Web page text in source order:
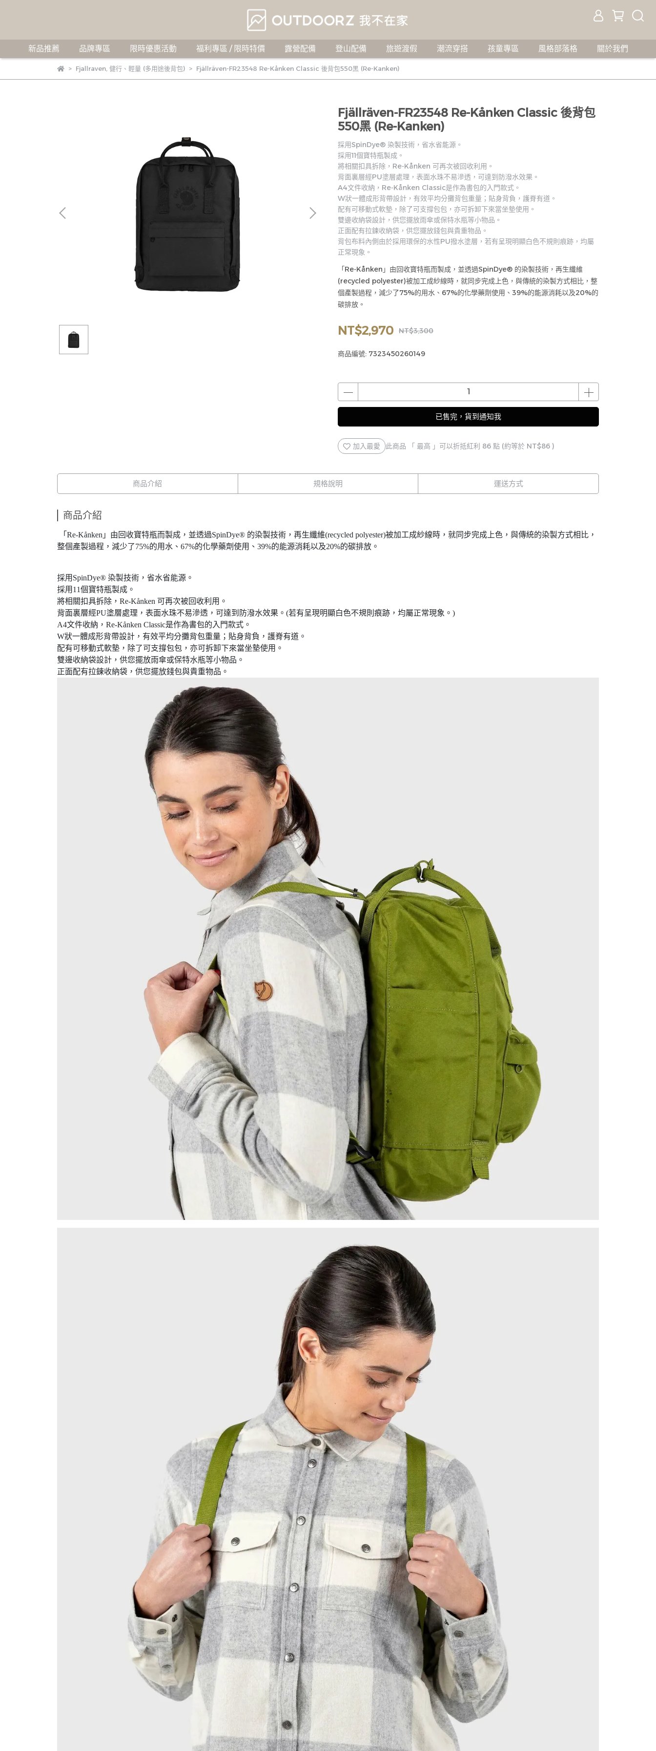
新品推薦 品牌專區 限時優惠活動 福利專區 / 限時特價 露營配備 登山配備 旅遊渡假 潮流穿搭 孩童專區 風格部落格 關於我們
Fjallraven, 健行、輕量 (多用途後背包) Fjällräven-FR23548 Re-Kånken Classic 後背包550黑 (Re-Kanken)
Fjällräven-FR23548 Re-Kånken Classic 後背包
550黑 (Re-Kanken)
採用SpinDye® 染製技術，省水省能源。
採用11個寶特瓶製成。
將相關扣具拆除，Re-Kånken 可再次被回收利用。
背面裏層經PU塗層處理，表面水珠不易滲透，可達到防潑水效果。
A4文件收納，Re-Kånken Classic是作為書包的入門款式。
W狀一體成形背帶設計，有效平均分攤背包重量；貼身背負，護脊有道。
配有可移動式軟墊，除了可支撐包包，亦可拆卸下來當坐墊使用。
雙邊收納袋設計，供您擺放雨傘或保特水瓶等小物品。
正面配有拉鍊收納袋，供您擺放錢包與貴重物品。
背包布料內側由於採用環保的水性PU撥水塗層，若有呈現明顯白色不規則痕跡，均屬
正常現象。
「Re-Kånken」由回收寶特瓶而製成，並透過SpinDye® 的染製技術，再生纖維
(recycled polyester)被加工成紗線時，就同步完成上色，與傳統的染製方式相比，整
個產製過程，減少了75%的用水、67%的化學藥劑使用、39%的能源消耗以及20%的
碳排放。
NT$2,970 NT$3,300
商品編號: 7323450260149
已售完，貨到通知我
加入最愛 此商品 「 最高 」可以折抵紅利 86 點 (約等於 NT$86 )
商品介紹 規格說明 運送方式
商品介紹
「Re-Kånken」由回收寶特瓶而製成，並透過SpinDye® 的染製技術，再生纖維(recycled polyester)被加工成紗線時，就同步完成上色，與傳統的染製方式相比，
整個產製過程，減少了75%的用水、67%的化學藥劑使用、39%的能源消耗以及20%的碳排放。
採用SpinDye® 染製技術，省水省能源。
採用11個寶特瓶製成。
將相關扣具拆除，Re-Kånken 可再次被回收利用。
背面裏層經PU塗層處理，表面水珠不易滲透，可達到防潑水效果。(若有呈現明顯白色不規則痕跡，均屬正常現象。)
A4文件收納，Re-Kånken Classic是作為書包的入門款式。
W狀一體成形背帶設計，有效平均分攤背包重量；貼身背負，護脊有道。
配有可移動式軟墊，除了可支撐包包，亦可拆卸下來當坐墊使用。
雙邊收納袋設計，供您擺放雨傘或保特水瓶等小物品。
正面配有拉鍊收納袋，供您擺放錢包與貴重物品。